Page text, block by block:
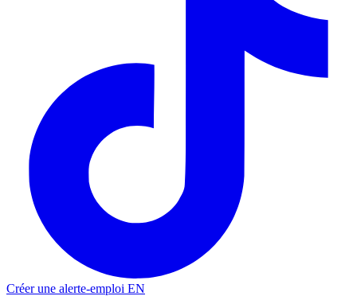
Créer une alerte-emploi EN